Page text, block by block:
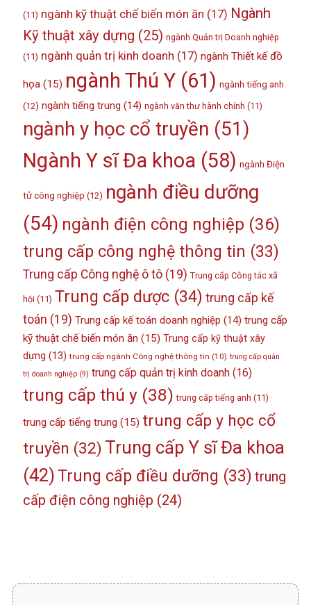
(11) ngành kỹ thuật chế biến món ăn (17) Ngành
Kỹ thuật xây dựng (25) ngành Quản trị Doanh nghiệp
(11) ngành quản trị kinh doanh (17) ngành Thiết kế đồ
họa(15) ngành Thú Y(61) ngành tiếng anh
(12) ngành tiếng trung (14) ngành văn thư hành chính (11)
ngành y học cổ truyền (51)
Ngành Y sĩ Đa khoa (58) ngành Điện
tử công nghiệp (12) ngành điều dưỡng
(54) ngành điện công nghiệp (36)
trung cấp công nghệ thông tin (33)
Trung cấp Công nghệ ô tô(19) Trung cấp Công tác xã
hội (11) Trung cấp dược(34) trung cấp kế
toán (19) Trung cấp kế toán doanh nghiệp (14) trung cấp
kỹ thuật chế biến món ăn (15) Trung cấp kỹ thuật xây
dựng (13) trung cấp ngành Công nghệ thông tin (10) trung cấp quản
trị doanh nghiệp(9) trung cấp quản trị kinh doanh(16)
trung cấp thú y(38) trung cấp tiếng anh (11)
trung cấp tiếng trung (15) trung cấp y học cổ
truyền (32) Trung cấp Y sĩ Đa khoa
(42)Trung cấp điều dưỡng (33) trung
cấp điện công nghiệp (24)